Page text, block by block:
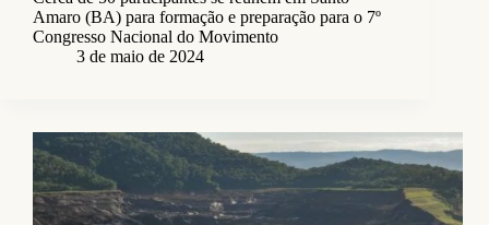
Amaro (BA) para formação e preparação para o 7º
Congresso Nacional do Movimento
3 de maio de 2024